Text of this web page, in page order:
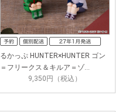
るかっぷ HUNTER×HUNTER ゴン
＝フリークス＆キルア＝ゾ…
9,350円（税込）